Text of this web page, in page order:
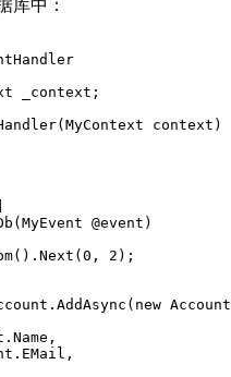
库中：
_context;
context)
@event)
2);